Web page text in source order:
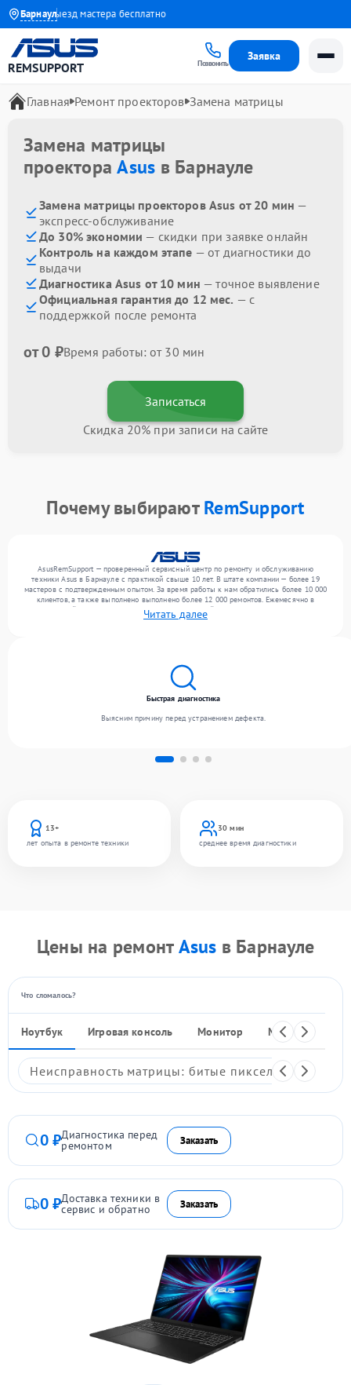
Барнаул
Выезд мастера бесплатно
REMSUPPORT Позвонить
Заявка
Главная Ремонт проекторов Замена матрицы
Замена матрицы
проектораAsus в Барнауле
Замена матрицы проекторов Asus от 20 мин —
экспресс-обслуживание
До 30% экономии — скидки при заявке онлайн
Контроль на каждом этапе — от диагностики до
выдачи
Диагностика Asus от 10 мин — точное выявление
Официальная гарантия до 12 мес. — с
поддержкой после ремонта
от 0 ₽Время работы: от 30 мин
Записаться
Скидка 20% при записи на сайте
Почему выбираютRemSupport
AsusRemSupport — проверенный сервисный центр по ремонту и обслуживанию
техники Asus в Барнауле с практикой свыше 10 лет. В штате компании — более 19
мастеров с подтвержденным опытом. За время работы к нам обратились более 10 000
клиентов, а также выполнено выполнено более 12 000 ремонтов. Ежемесячно в
сервисный центр поступает более 300 обращений, включая , , . Мы работаем с
широким спектром неисправностей и гарантируем высокое качество обслуживания
Читать далее
13+
лет опыта в ремонте техники
30 мин
среднее время диагностики
Быстрая диагностика
Выясним причину перед устранением дефекта.
Цены на ремонтAsus в Барнауле
Что сломалось?
Ноутбук Игровая консоль Монитор Моноблок
Неисправность матрицы: битые пиксели,
0 ₽Диагностика перед
ремонтом Заказать
0 ₽Доставка техники в
сервис и обратно Заказать